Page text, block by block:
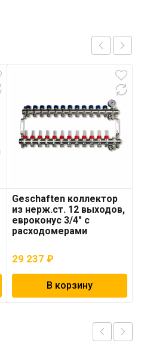
Geschaften коллектор
из нерж.ст. 12 выходов,
евроконус 3/4″ с
расходомерами
29 237₽
В корзину